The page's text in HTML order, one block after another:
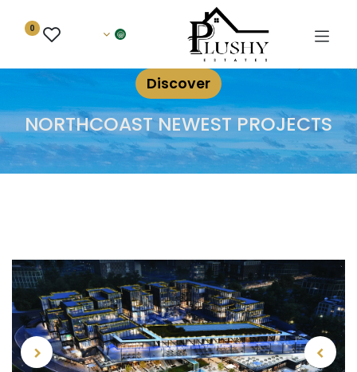
0
Discover
NORTHCOAST NEWEST PROJECTS